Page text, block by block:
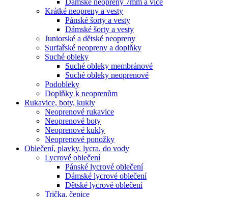
Krátké neopreny a vesty
Pánské šorty a vesty
Dámské šorty a vesty
Juniorské a dětské neopreny
Surfařské neopreny a doplňky
Suché obleky
Suché obleky membránové
Suché obleky neoprenové
Podobleky
Doplňky k neoprenům
Rukavice, boty, kukly
Neoprenové rukavice
Neoprenové boty
Neoprenové kukly
Neoprenové ponožky
Oblečení, plavky, lycra, do vody
Lycrové oblečení
Pánské lycrové oblečení
Dámské lycrové oblečení
Dětské lycrové oblečení
Trička, čepice